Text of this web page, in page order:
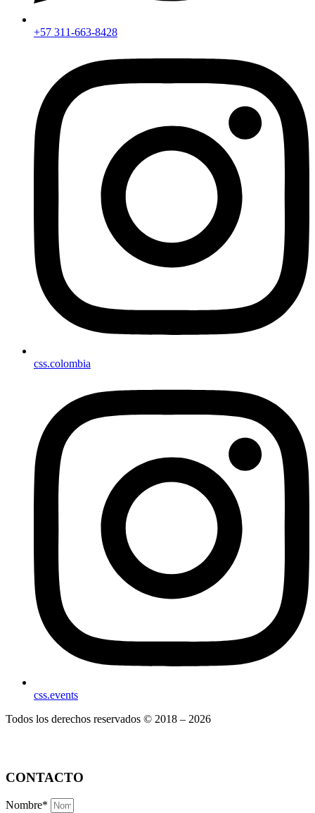
+57 311-663-8428
css.colombia
css.events
Todos los derechos reservados © 2018 – 2026
CONTACTO
Nombre*